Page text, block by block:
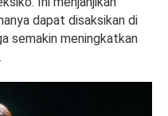
dapat disaksikan di
semakin meningkatkan